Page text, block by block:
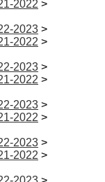
2022 >
2023 >
2022 >
2023 >
2022 >
2023 >
2022 >
2023 >
2022 >